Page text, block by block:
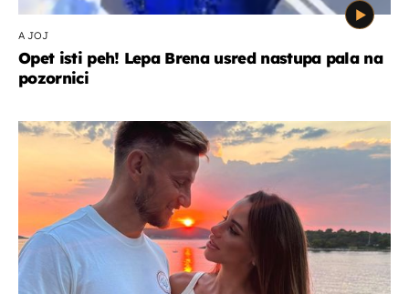
A JOJ
Opet isti peh! Lepa Brena usred nastupa pala na
pozornici